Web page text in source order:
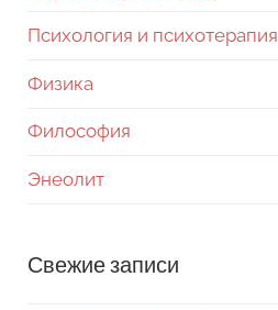
Психология и психотерапия
Физика
Философия
Энеолит
Свежие записи